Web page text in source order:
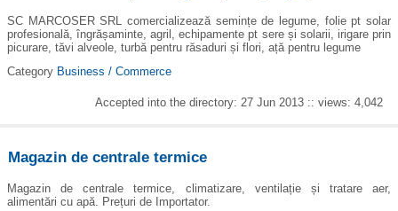
SC MARCOSER SRL comercializează semințe de legume, folie pt solar
profesională, îngrășaminte, agril, echipamente pt sere și solarii, irigare prin
picurare, tăvi alveole, turbă pentru răsaduri și flori, ață pentru legume
Category Business / Commerce
Accepted into the directory: 27 Jun 2013 :: views: 4,042
Magazin de centrale termice
Magazin de centrale termice, climatizare, ventilație și tratare aer,
alimentări cu apă. Prețuri de Importator.